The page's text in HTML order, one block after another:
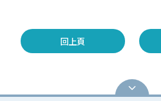
回上頁